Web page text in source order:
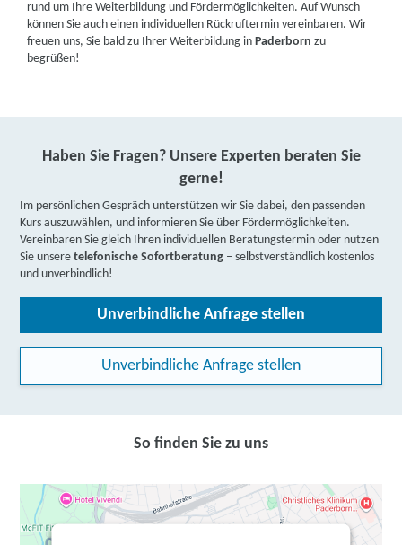
rund um Ihre Weiterbildung und Fördermöglichkeiten. Auf Wunsch
können Sie auch einen individuellen Rückruftermin vereinbaren. Wir
freuen uns, Sie bald zu Ihrer Weiterbildung inPaderborn zu
begrüßen!
Haben Sie Fragen? Unsere Experten beraten Sie
gerne!
Im persönlichen Gespräch unterstützen wir Sie dabei, den passenden
Kurs auszuwählen, und informieren Sie über Fördermöglichkeiten.
Vereinbaren Sie gleich Ihren individuellen Beratungstermin oder nutzen
Sie unseretelefonische Sofortberatung – selbstverständlich kostenlos
und unverbindlich!
Unverbindliche Anfrage stellen
Unverbindliche Anfrage stellen
So finden Sie zu uns